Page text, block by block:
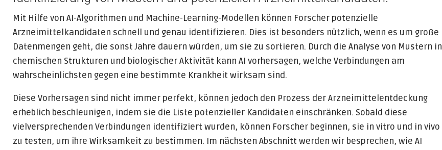
Mit Hilfe von AI-Algorithmen und Machine-Learning-Modellen können Forscher potenzielle
Arzneimittelkandidaten schnell und genau identifizieren. Dies ist besonders nützlich, wenn es um große
Datenmengen geht, die sonst Jahre dauern würden, um sie zu sortieren. Durch die Analyse von Mustern in
chemischen Strukturen und biologischer Aktivität kann AI vorhersagen, welche Verbindungen am
wahrscheinlichsten gegen eine bestimmte Krankheit wirksam sind.
Diese Vorhersagen sind nicht immer perfekt, können jedoch den Prozess der Arzneimittelentdeckung
erheblich beschleunigen, indem sie die Liste potenzieller Kandidaten einschränken. Sobald diese
vielversprechenden Verbindungen identifiziert wurden, können Forscher beginnen, sie in vitro und in vivo
zu testen, um ihre Wirksamkeit zu bestimmen. Im nächsten Abschnitt werden wir besprechen, wie AI